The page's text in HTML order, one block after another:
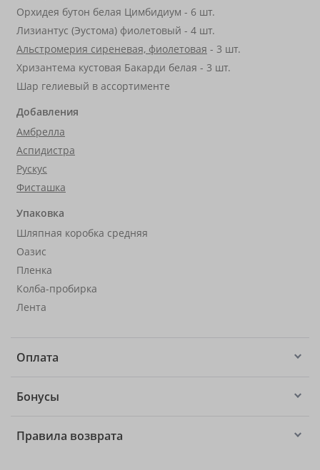
Орхидея бутон белая Цимбидиум - 6 шт.
Лизиантус (Эустома) фиолетовый - 4 шт.
Альстромерия сиреневая, фиолетовая - 3 шт.
Хризантема кустовая Бакарди белая - 3 шт.
Шар гелиевый в ассортименте
Добавления
Амбрелла
Аспидистра
Рускус
Фисташка
Упаковка
Шляпная коробка средняя
Оазис
Пленка
Колба-пробирка
Лента
Оплата
Бонусы
Правила возврата